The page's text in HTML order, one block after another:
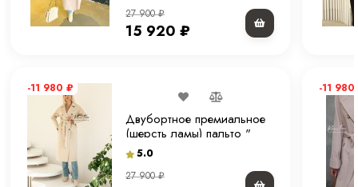
27 900₽
15 920 ₽
-11 980 ₽
Двубортное премиальное
(шерсть ламы) пальто "
молочное" 120 см.
5.0
27 900₽
-11 980